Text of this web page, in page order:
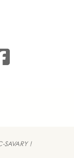
Anne-
!